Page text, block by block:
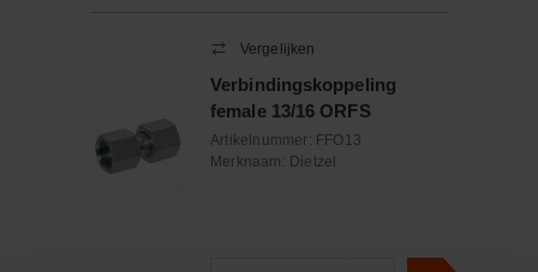
Vergelijken
Verbindingskoppeling
female 13/16 ORFS
Artikelnummer: FFO13
Merknaam: Dietzel